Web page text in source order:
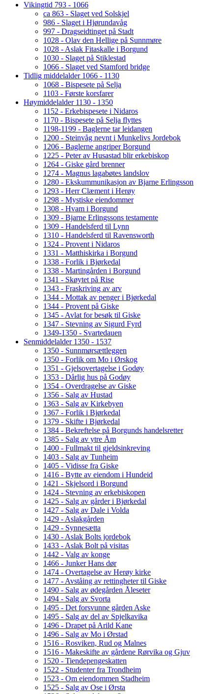
Vikingtid 793 - 1066
ca 863 - Slaget ved Solskjel
986 - Slaget i Hjørundavåg
997 - Dragseidtinget på Stadt
1028 - Olav den Hellige på Sunnmøre
1028 - Aslak Fitaskalle i Borgund
1030 - Slaget på Stiklestad
1066 - Slaget ved Stamford bridge
Tidlig middelalder 1066 - 1130
1068 - Bispesete på Selja
1103 - Første korsfarer
Høymiddelalder 1130 - 1350
1152 - Erkebispesete i Nidaros
1170 - Bispesete på Selja flyttes
1198-1199 - Baglerne tar leidangen
1200 - Steinvåg nevnt i Munkelivs Jordebok
1206 - Baglerne angriper Borgund
1225 - Peter av Husastad blir erkebiskop
1264 - Giske gård brenner
1274 - Magnus lagabøtes landslov
1280 - Ekskummunikasjon av Bjarne Erlingsson
1293 - Herr Clæment i Herøy
1298 - Mystiske eiendommer
1308 - Hvam i Borgund
1309 - Bjarne Erlingssons testamente
1309 - Handelsferd til Lynn
1310 - Handelsferd til Ravensworth
1324 - Provent i Nidaros
1331 - Matthiskirka i Borgund
1338 - Forlik i Bjørkedal
1338 - Martingården i Borgund
1341 - Skøytet på Rise
1343 - Fraskriving av arv
1344 - Mottak av penger i Bjørkedal
1344 - Provent på Giske
1345 - Avlat for besøk til Giske
1347 - Stevning av Sigurd Fyrd
1349-1350 - Svartedauen
Senmiddelalder 1350 - 1537
1350 - Sunnmørsættleggen
1350 - Forlik om Mo i Ørskog
1351 - Gjelsovertagelse i Godøy
1353 - Dårlig hus på Godøy
1354 - Overdragelse av Giske
1356 - Salg av Hustad
1363 - Salg av Kirkebyen
1367 - Forlik i Bjørkedal
1379 - Skifte i Bjørkedal
1384 - Bekreftelse på Borgunds handelsretter
1385 - Salg av ytre Åm
1400 - Fullmakt til gjeldsinkreving
1403 - Salg av Tunheim
1405 - Vidisse fra Giske
1416 - Bytte av eiendom i Hundeid
1421 - Skjelsord i Borgund
1424 - Stevning av erkebiskopen
1425 - Salg av gårder i Bjørkedal
1427 - Salg av Dale i Volda
1429 - Aslakgården
1429 - Synnesætta
1430 - Aslak Bolts jordebok
1433 - Aslak Bolt på visitas
1442 - Valg av konge
1466 - Junker Hans dør
1474 - Overtagelse av Herøy kirke
1477 - Avståing av rettingheter til Giske
1490 - Salg av ødegården Åleseter
1494 - Salg av Svorta
1495 - Det forsvunne gården Aske
1495 - Salg av del av Spjelkavika
1496 - Drapet på Arild Kane
1496 - Salg av Mo i Ørstad
1516 - Rosviken, Rud og Malnes
1516 - Makeskifte av gårdene Rørvika og Gjuv
1520 - Tiendepengeskatten
1522 - Studenter fra Trondheim
1523 - Om eiendommen Stadheim
1525 - Salg av Ose i Ørsta